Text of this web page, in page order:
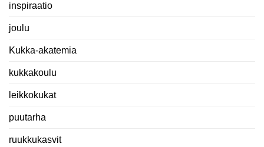
inspiraatio
joulu
Kukka-akatemia
kukkakoulu
leikkokukat
puutarha
ruukkukasvit